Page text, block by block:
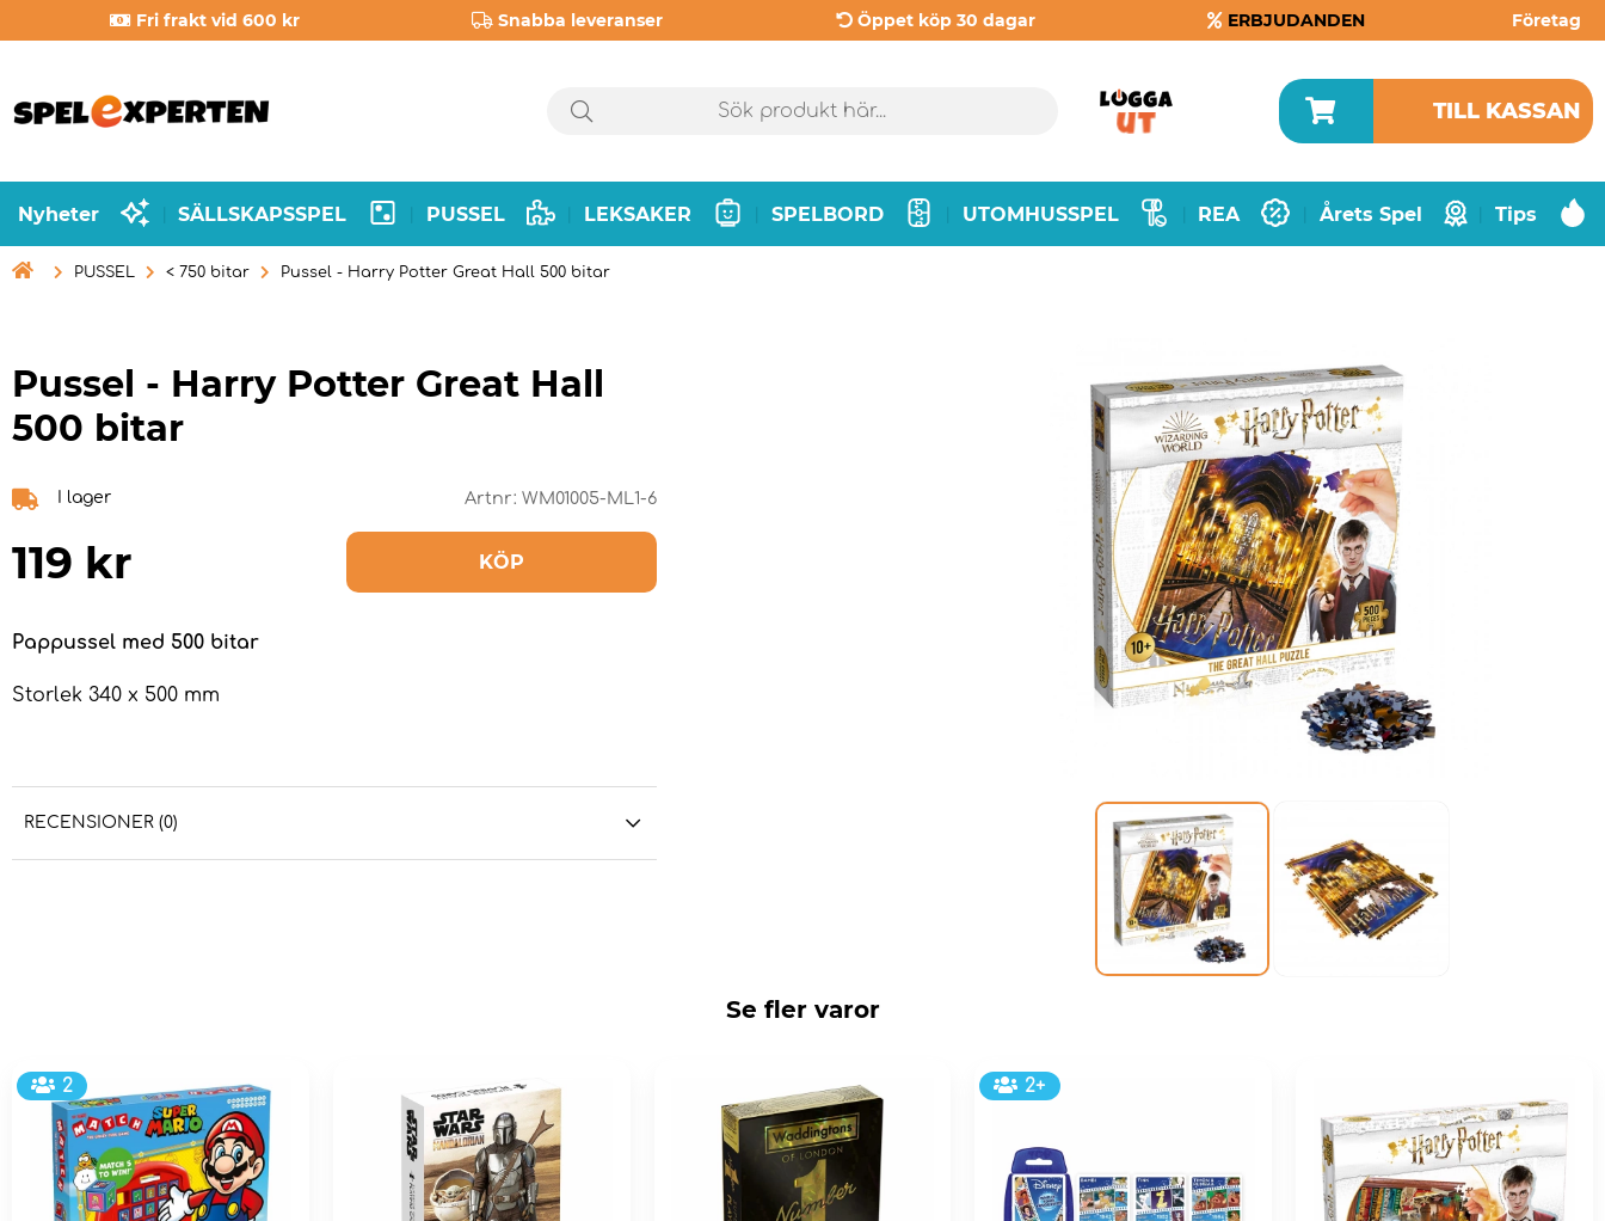
Fri frakt vid 600 kr Snabba leveranser Öppet köp 30 dagar ERBJUDANDEN Företag
TILL KASSAN
Nyheter SÄLLSKAPSSPEL PUSSEL LEKSAKER SPELBORD UTOMHUSSPEL REA Årets Spel Tips
 PUSSEL < 750 bitar Pussel - Harry Potter Great Hall 500 bitar
Pussel - Harry Potter Great Hall
500 bitar
I lager Artnr: WM01005-ML1-6
119 kr KÖP
Pappussel med 500 bitar
Storlek 340 x 500 mm
RECENSIONER (0)
Se fler varor
2 2+